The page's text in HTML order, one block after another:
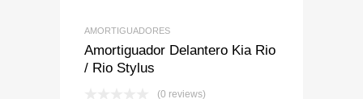
AMORTIGUADORES
Amortiguador Delantero Kia Rio
/ Rio Stylus
(0 reviews)